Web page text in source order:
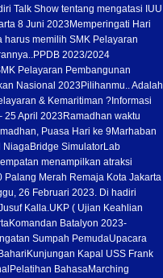
Talk Show tentang mengatasi IUU
8 Juni 2023 Memperingati Hari
harus memilih SMK Pelayaran
PPDB 2023/2024
Pelayaran Pembangunan
Nasional 2023 Pilihanmu.. Adalah
& Kemaritiman ? Informasi
25 April 2023 Ramadhan waktu
Puasa Hari ke 9 Marhaban
NiagaBridge SimulatorLab
menampilkan atraksi
Merah Remaja Kota Jakarta
26 Februari 2023. Di hadiri
Kalla.UKP ( Ujian Keahlian
Komandan Batalyon 2023-
Sumpah PemudaUpacara
Kunjungan Kapal USS Frank
Pelatihan BahasaMarching